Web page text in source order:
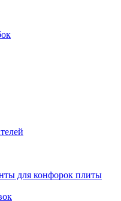
для конфорок плиты